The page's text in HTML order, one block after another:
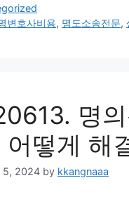
변호사비용, 명도소송전문,
명
어떻게 해
5, 2024 by kkangnaaa